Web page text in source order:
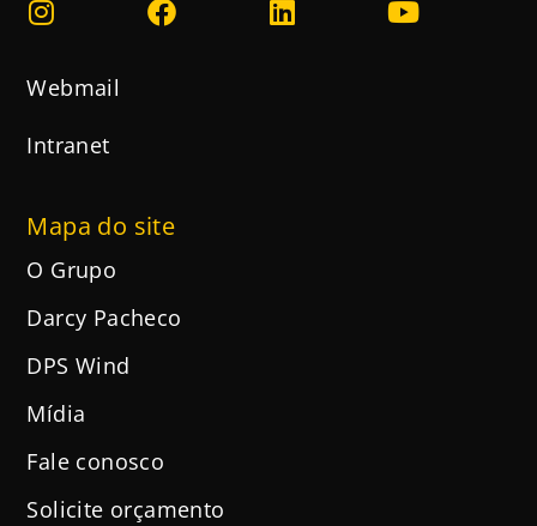
Webmail
Intranet
Mapa do site
O Grupo
Darcy Pacheco
DPS Wind
Mídia
Fale conosco
Solicite orçamento